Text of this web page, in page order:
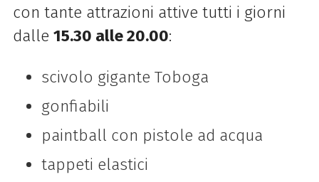
con tante attrazioni attive tutti i giorni
dalle 15.30 alle 20.00:
scivolo gigante Toboga
gonfiabili
paintball con pistole ad acqua
tappeti elastici